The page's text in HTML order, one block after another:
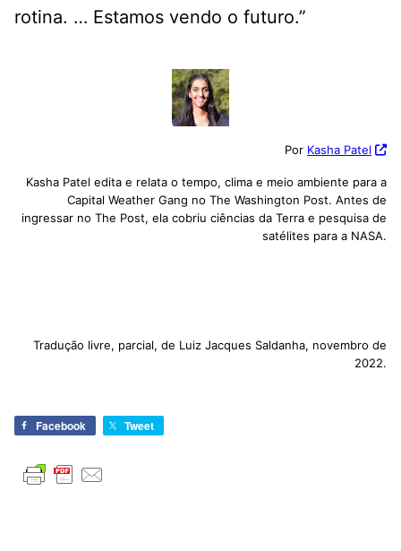
rotina. … Estamos vendo o futuro.”
Por Kasha Patel
Kasha Patel edita e relata o tempo, clima e meio ambiente para a
Capital Weather Gang no The Washington Post. Antes de
ingressar no The Post, ela cobriu ciências da Terra e pesquisa de
satélites para a NASA.
Tradução livre, parcial, de Luiz Jacques Saldanha, novembro de
2022.
Facebook Tweet